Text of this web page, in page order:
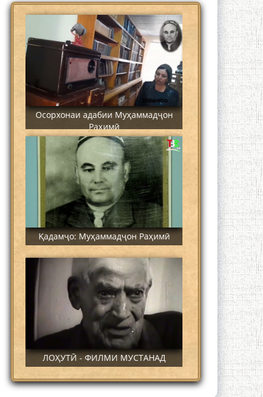
Раҳимӣ
Осорхонаи адабии Муҳаммадҷон
Раҳимӣ
Қадамҷо: Муҳаммадҷон Раҳимӣ
ЛОҲУТӢ - ФИЛМИ МУСТАНАД